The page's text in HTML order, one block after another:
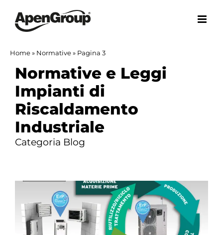
contenuto
Home» Normative» Pagina 3
Normative e Leggi
Impianti di
Riscaldamento
Industriale
Categoria Blog